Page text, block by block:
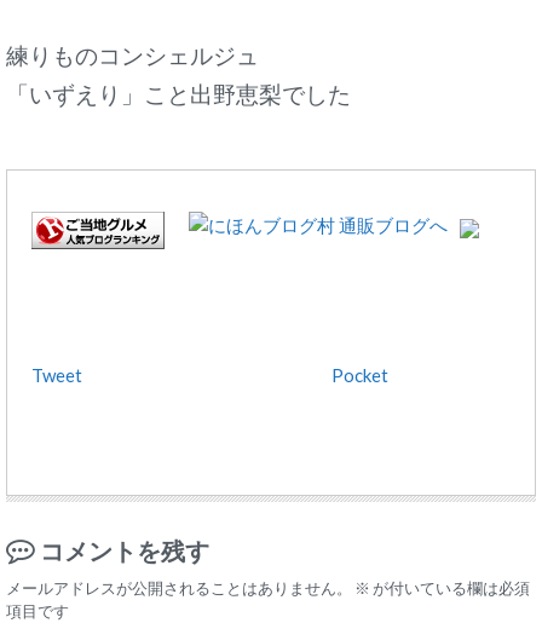
練りものコンシェルジュ
「いずえり」こと出野恵梨でした
Tweet Pocket
コメントを残す
メールアドレスが公開されることはありません。 ※ が付いている欄は必須
項目です